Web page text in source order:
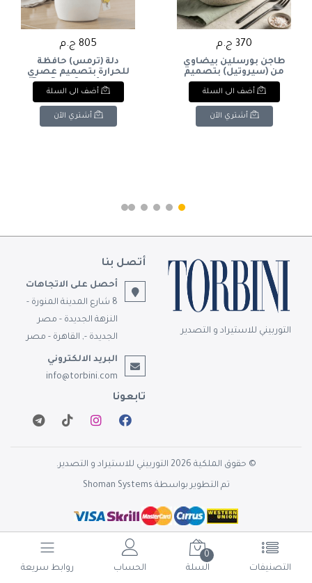
التصنيفات
0
السلة
الحساب روابط سريعة
370 ج.م
طاجن بورسلين بيضاوي
من (سيروتيل) بتصميم
كلاسيكي وعصري متوفر
الآن
أضف الى السلة
أشتري الآن
805 ج.م
دلة (ترمس) حافظة
للحرارة بتصميم عصري
سعه 1 لتر & Day Days
Thermal Carafe / Vacuum
Flask.
أضف الى السلة
أشتري الآن
التوربيني للاستيراد و التصدير
أتصل بنا
أحصل على الاتجاهات
8 شارع المدينة المنورة -
النزهة الجديدة - مصر
الجديدة -, القاهرة - مصر
البريد الالكتروني
info@torbini.com
تابعونا
© حقوق الملكية 2026 التوربيني للاستيراد و التصدير.
تم التطوير بواسطة Shoman Systems